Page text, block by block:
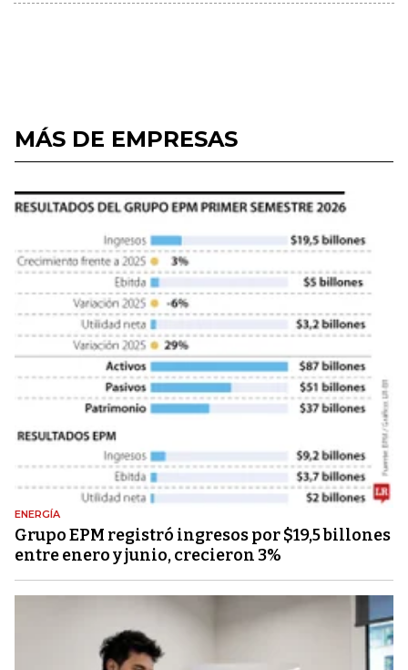
MÁS DE EMPRESAS
ENERGÍA
Grupo EPM registró ingresos por $19,5 billones
entre enero y junio, crecieron 3%